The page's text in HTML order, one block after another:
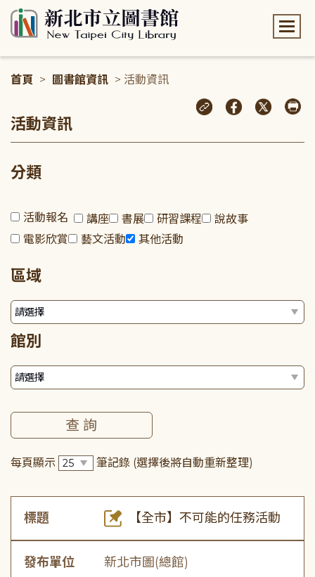
首頁 > 圖書館資訊 > 活動資訊
活動資訊
分類
活動報名 講座 書展 研習課程
說故事
電影欣賞
藝文活動 其他活動
區域
館別
每頁顯示 筆記錄 (選擇後將自動重新整理)
標題 【全市】不可能的任務活動
發布單位 新北市圖(總館)